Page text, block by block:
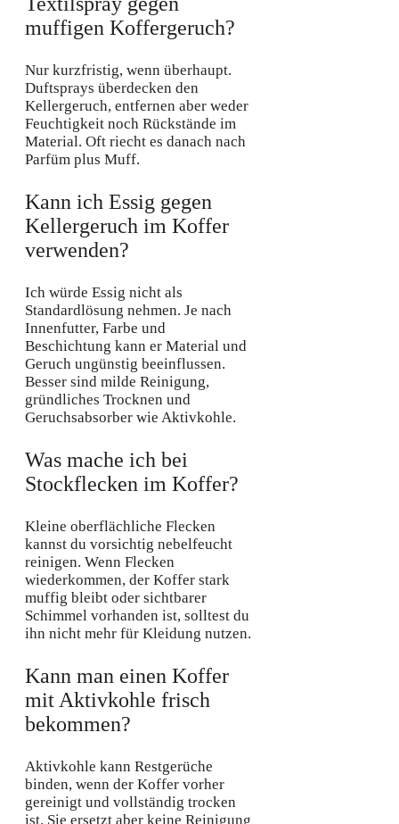
muffigen Koffergeruch?
Nur kurzfristig, wenn überhaupt.
Duftsprays überdecken den
Kellergeruch, entfernen aber weder
Feuchtigkeit noch Rückstände im
Material. Oft riecht es danach nach
Parfüm plus Muff.
Kann ich Essig gegen
Kellergeruch im Koffer
verwenden?
Ich würde Essig nicht als
Standardlösung nehmen. Je nach
Innenfutter, Farbe und
Beschichtung kann er Material und
Geruch ungünstig beeinflussen.
Besser sind milde Reinigung,
gründliches Trocknen und
Geruchsabsorber wie Aktivkohle.
Was mache ich bei
Stockflecken im Koffer?
Kleine oberflächliche Flecken
kannst du vorsichtig nebelfeucht
reinigen. Wenn Flecken
wiederkommen, der Koffer stark
muffig bleibt oder sichtbarer
Schimmel vorhanden ist, solltest du
ihn nicht mehr für Kleidung nutzen.
Kann man einen Koffer
mit Aktivkohle frisch
bekommen?
Aktivkohle kann Restgerüche
binden, wenn der Koffer vorher
gereinigt und vollständig trocken
ist. Sie ersetzt aber keine Reinigung